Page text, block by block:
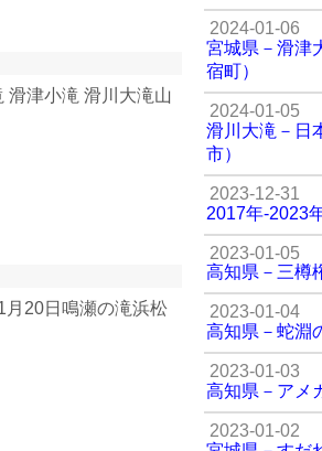
滑津小滝 滑川大滝山
月20日鳴瀬の滝浜松
2024-01-06
宮城県－滑津
宿町）
2024-01-05
滑川大滝－日
市）
2023-12-31
2017年-2023
2023-01-05
高知県－三樽
2023-01-04
高知県－蛇淵
2023-01-03
高知県－アメ
2023-01-02